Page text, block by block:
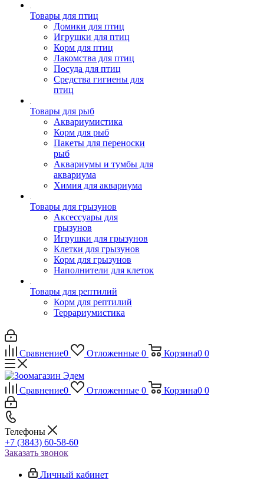
Товары для птиц
Домики для птиц
Игрушки для птиц
Корм для птиц
Лакомства для птиц
Посуда для птиц
Средства гигиены для
птиц
Товары для рыб
Аквариумистика
Корм для рыб
Пакеты для переноски
рыб
Аквариумы и тумбы для
аквариума
Химия для аквариума
Товары для грызунов
Аксессуары для
грызунов
Игрушки для грызунов
Клетки для грызунов
Корм для грызунов
Наполнители для клеток
Товары для рептилий
Корм для рептилий
Террариумистика
Сравнение0 Отложенные 0 Корзина0 0
Сравнение0 Отложенные 0 Корзина0 0
Телефоны
+7 (3843) 60-58-60
Заказать звонок
Личный кабинет